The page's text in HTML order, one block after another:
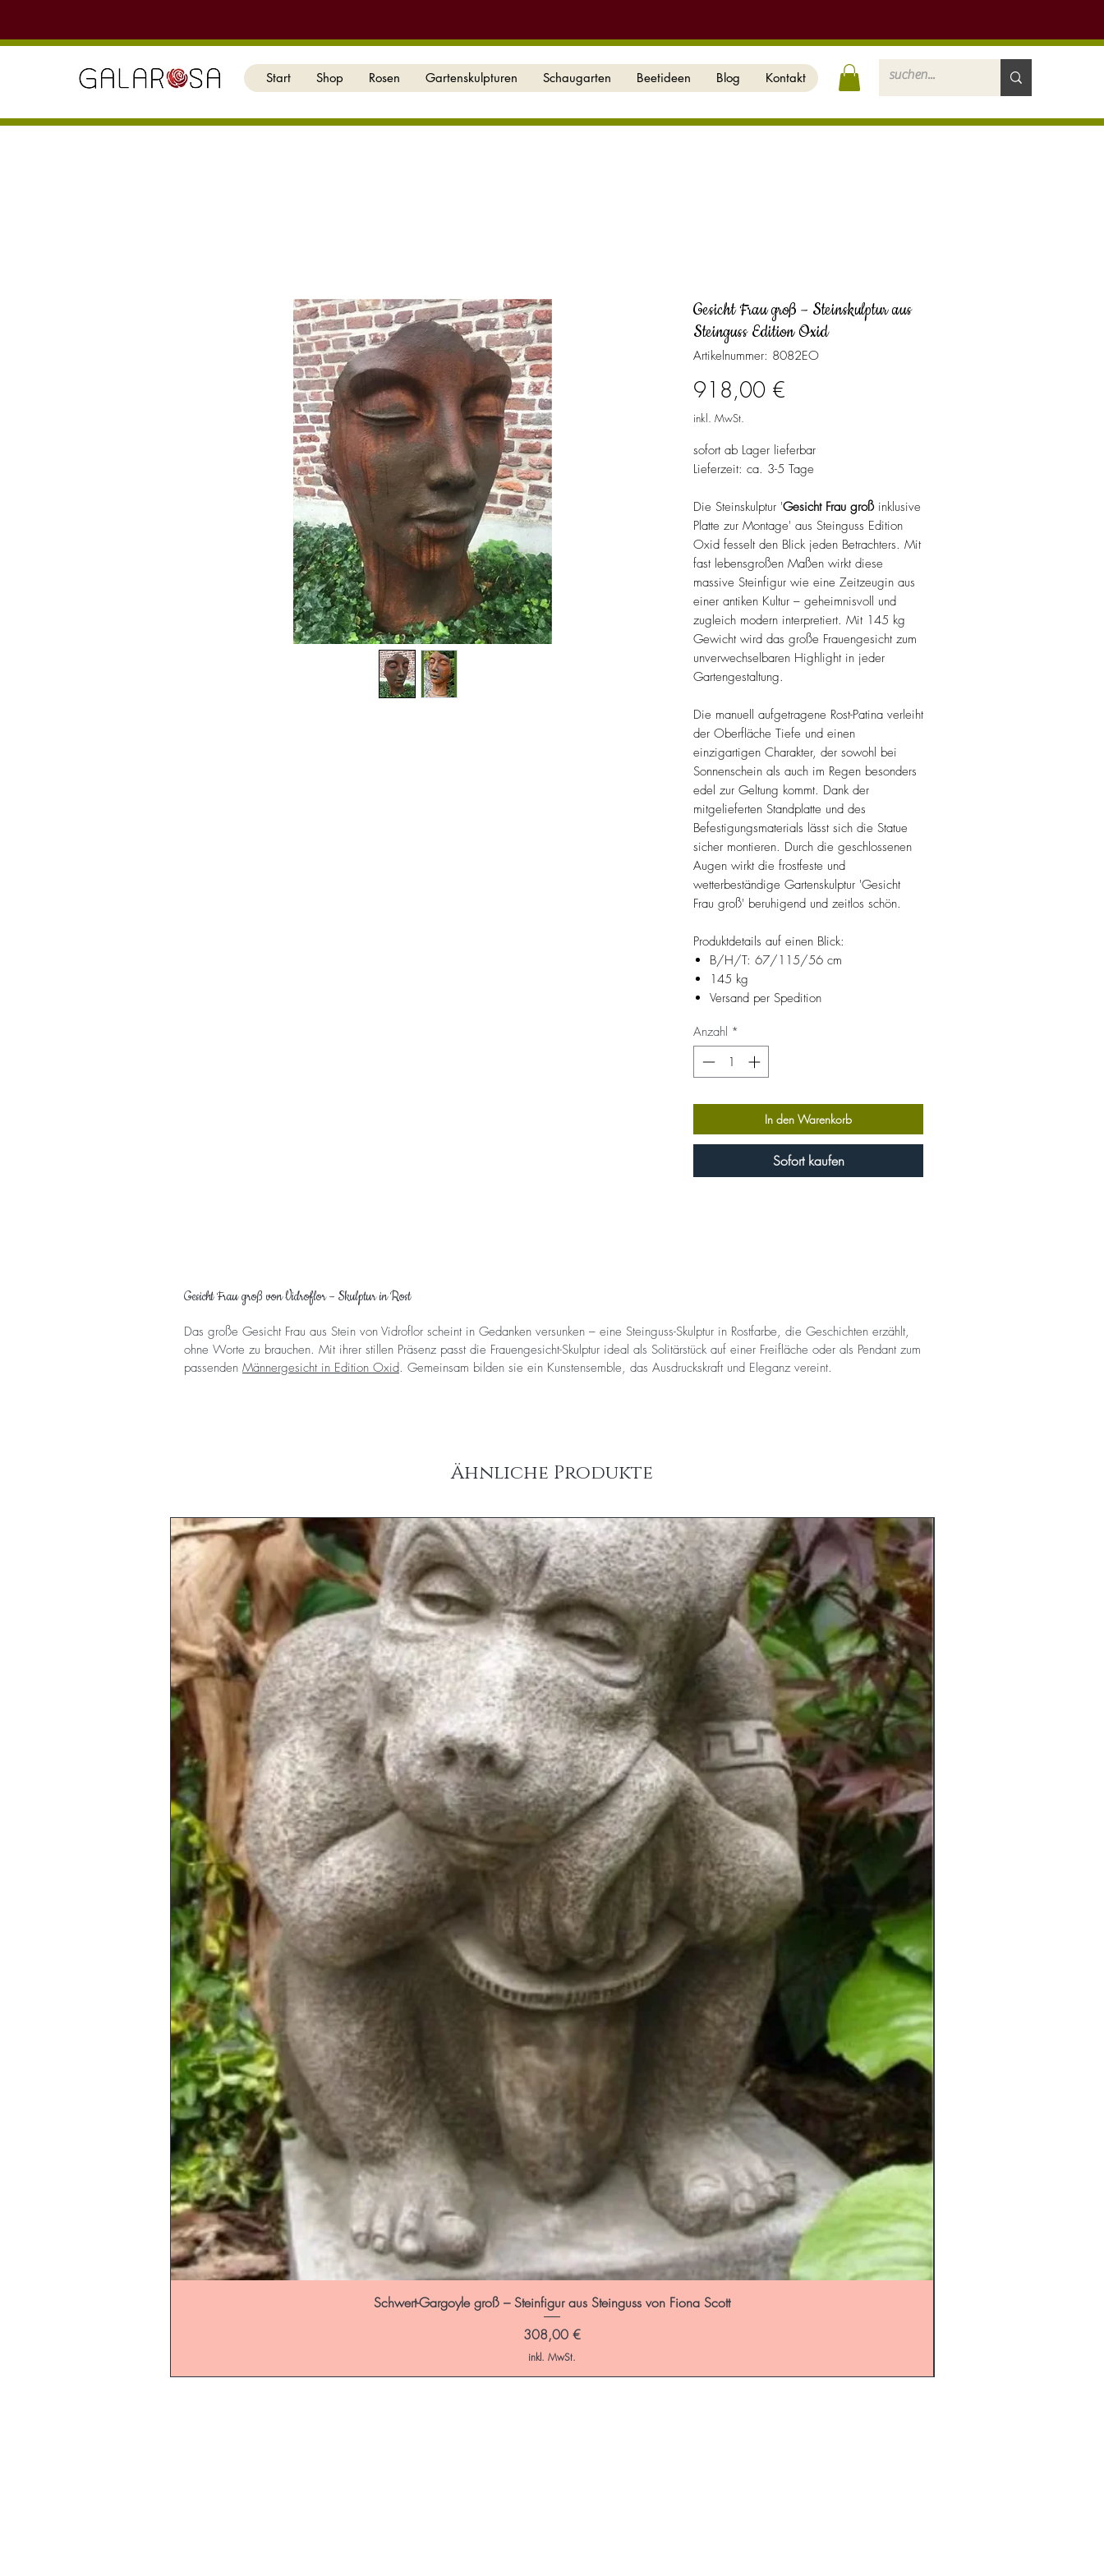
Start Shop Rosen Gartenskulpturen Schaugarten Beetideen Blog Kontakt
Gesicht Frau groß – Steinskulptur aus
Steinguss Edition Oxid
Artikelnummer: 8082EO
918,00 €
inkl. MwSt.
sofort ab Lager lieferbar
Lieferzeit: ca. 3-5 Tage
Die Steinskulptur 'Gesicht Frau großinklusive
Platte zur Montage' aus Steinguss Edition
Oxid fesselt den Blick jeden Betrachters. Mit
fast lebensgroßen Maßen wirkt diese
massive Steinfigur wie eine Zeitzeugin aus
einer antiken Kultur – geheimnisvoll und
zugleich modern interpretiert. Mit 145 kg
Gewicht wird das große Frauengesicht zum
unverwechselbaren Highlight in jeder
Gartengestaltung.
Die manuell aufgetragene Rost-Patina verleiht
der Oberfläche Tiefe und einen
einzigartigen Charakter, der sowohl bei
Sonnenschein als auch im Regen besonders
edel zur Geltung kommt. Dank der
mitgelieferten Standplatte und des
Befestigungsmaterials lässt sich die Statue
sicher montieren. Durch die geschlossenen
Augen wirkt die frostfeste und
wetterbeständige Gartenskulptur 'Gesicht
Frau groß' beruhigend und zeitlos schön.
Produktdetails auf einen Blick:
B/H/T: 67/115/56 cm
145 kg
Versand per Spedition
Anzahl *
In den Warenkorb
Sofort kaufen
Gesicht Frau groß von Vidroflor – Skulptur in Rost
Das große Gesicht Frau aus Stein von Vidroflor scheint in Gedanken versunken – eine Steinguss-Skulptur in Rostfarbe, die Geschichten erzählt,
ohne Worte zu brauchen. Mit ihrer stillen Präsenz passt die Frauengesicht-Skulptur ideal als Solitärstück auf einer Freifläche oder als Pendant zum
passenden Männergesicht in Edition Oxid. Gemeinsam bilden sie ein Kunstensemble, das Ausdruckskraft und Eleganz vereint.
Ähnliche Produkte
Schwert-Gargoyle groß – Steinfigur aus Steinguss von Fiona Scott
Preis
308,00 €
inkl. MwSt.